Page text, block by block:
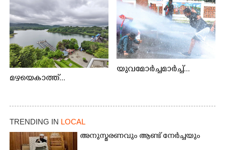
മഴയെകാത്ത്...
യുവമോർച്ചമാർച്ച്...
TRENDING IN LOCAL
അനുസ്മരണവും ആണ്ട് നേർച്ചയും